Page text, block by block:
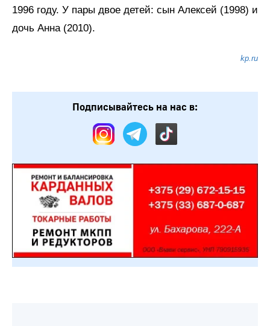
1996 году. У пары двое детей: сын Алексей (1998) и
дочь Анна (2010).
kp.ru
Подписывайтесь на нас в: